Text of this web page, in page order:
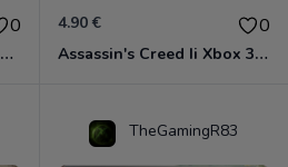
0
Assassin's Creed Iii Xbox 360
4.90 € 0
Assassin's Creed Ii Xbox 360
TheGamingR83